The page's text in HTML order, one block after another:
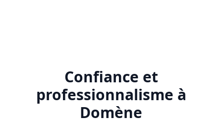
Confiance et
professionnalisme à
Domène